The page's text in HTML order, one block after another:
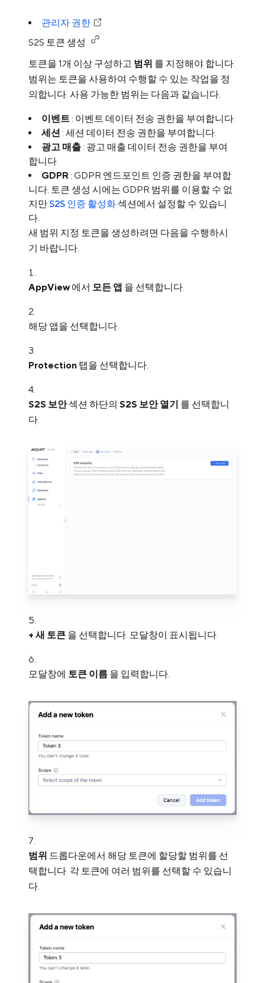
관리자 권한
S2S 토큰 생성
토큰을 1개 이상 구성하고 범위 를 지정해야 합니다.
범위는 토큰을 사용하여 수행할 수 있는 작업을 정
의합니다. 사용 가능한 범위는 다음과 같습니다.
이벤트 : 이벤트 데이터 전송 권한을 부여합니다.
세션 : 세션 데이터 전송 권한을 부여합니다.
광고 매출 : 광고 매출 데이터 전송 권한을 부여
합니다.
GDPR : GDPR 엔드포인트 인증 권한을 부여합
니다. 토큰 생성 시에는 GDPR 범위를 이용할 수 없
지만S2S 인증 활성화섹션에서 설정할 수 있습니
다.
새 범위 지정 토큰을 생성하려면 다음을 수행하시
기 바랍니다.
AppView에서 모든 앱 을 선택합니다.
해당 앱을 선택합니다.
Protection 탭을 선택합니다.
S2S 보안섹션 하단의 S2S 보안 열기 를 선택합니
다.
+ 새 토큰 을 선택합니다. 모달창이 표시됩니다.
모달창에 토큰 이름 을 입력합니다.
범위 드롭다운에서 해당 토큰에 할당할 범위를 선
택합니다. 각 토큰에 여러 범위를 선택할 수 있습니
다.